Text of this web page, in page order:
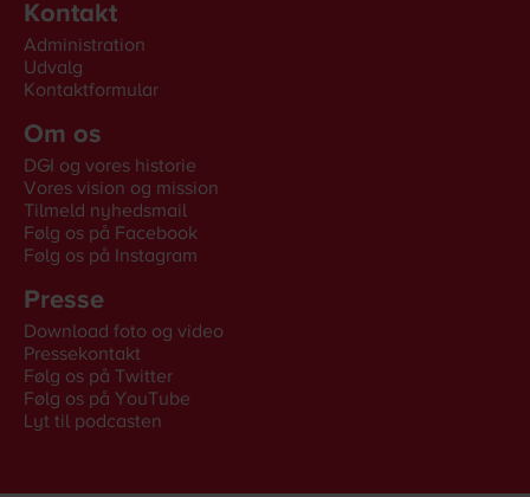
Kontakt
Administration
Udvalg
Kontaktformular
Om os
DGI og vores historie
Vores vision og mission
Tilmeld nyhedsmail
Følg os på Facebook
Følg os på Instagram
Presse
Download foto og video
Pressekontakt
Følg os på Twitter
Følg os på YouTube
Lyt til podcasten